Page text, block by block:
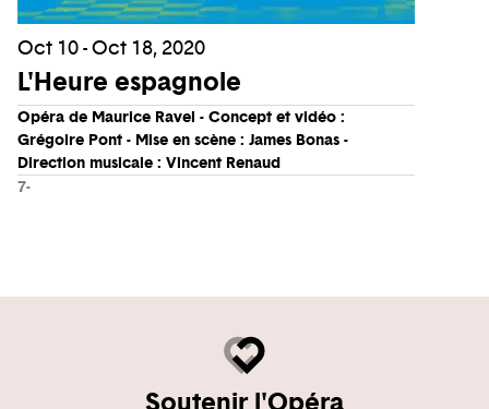
Oct 10 - Oct 18, 2020
L'Heure espagnole
Opéra de Maurice Ravel - Concept et vidéo :
Grégoire Pont - Mise en scène : James Bonas -
Direction musicale : Vincent Renaud
7-
Soutenir l'Opéra